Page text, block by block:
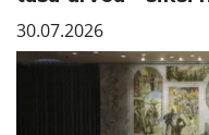
30.07.2026